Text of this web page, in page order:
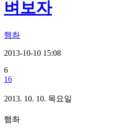
벼보자
햄촤
2013-10-10 15:08
6
16
2013. 10. 10. 목요일
햄촤